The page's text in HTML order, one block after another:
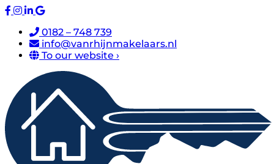
0182 – 748 739
info@vanrhijnmakelaars.nl
To our website ›